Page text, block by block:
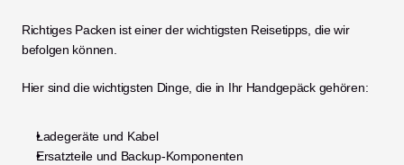
Richtiges Packen ist einer der wichtigsten Reisetipps, die wir
befolgen können.
Hier sind die wichtigsten Dinge, die in Ihr Handgepäck gehören:
Ladegeräte und Kabel
Ersatzteile und Backup-Komponenten